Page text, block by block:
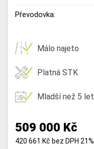
Převodovka:
Málo najeto
Platná STK
Mladší než 5 let
509 000 Kč
420 661 Kč bez DPH 21%